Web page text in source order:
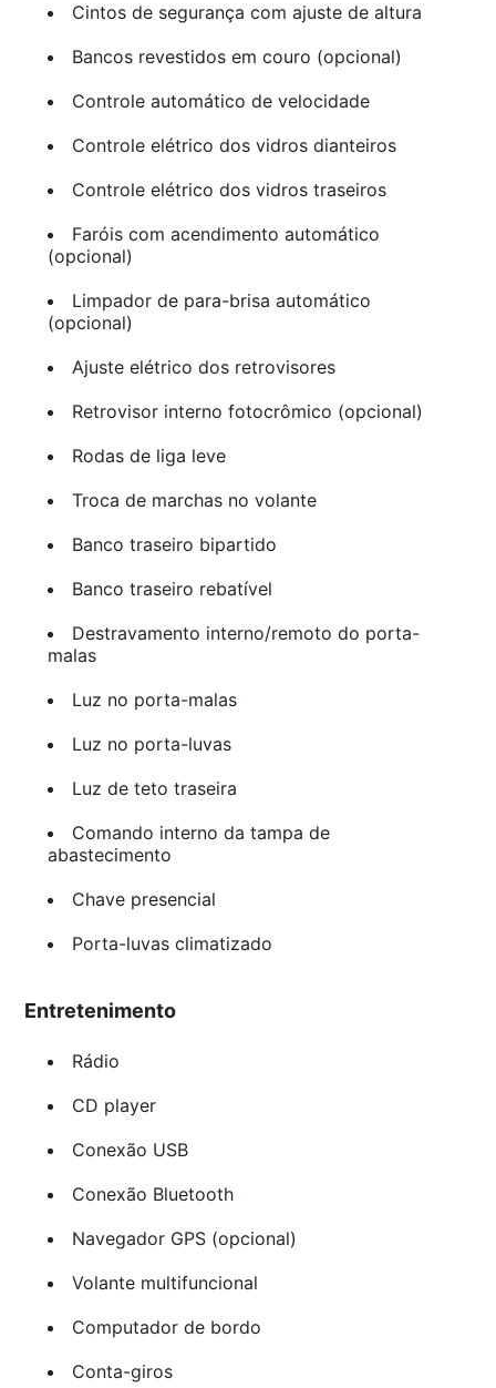
Cintos de segurança com ajuste de altura
Bancos revestidos em couro (opcional)
Controle automático de velocidade
Controle elétrico dos vidros dianteiros
Controle elétrico dos vidros traseiros
Faróis com acendimento automático
(opcional)
Limpador de para-brisa automático
(opcional)
Ajuste elétrico dos retrovisores
Retrovisor interno fotocrômico (opcional)
Rodas de liga leve
Troca de marchas no volante
Banco traseiro bipartido
Banco traseiro rebatível
Destravamento interno/remoto do porta-
malas
Luz no porta-malas
Luz no porta-luvas
Luz de teto traseira
Comando interno da tampa de
abastecimento
Chave presencial
Porta-luvas climatizado
Entretenimento
Rádio
CD player
Conexão USB
Conexão Bluetooth
Navegador GPS (opcional)
Volante multifuncional
Computador de bordo
Conta-giros